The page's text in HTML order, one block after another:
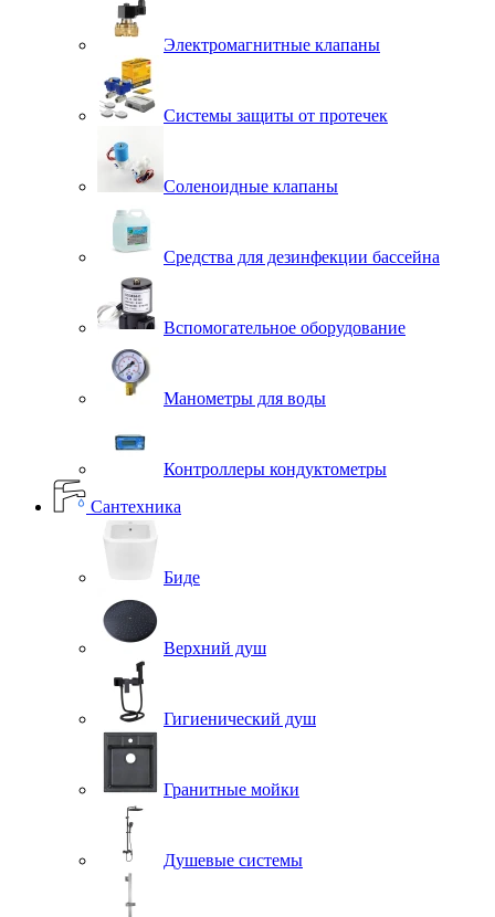
Электромагнитные клапаны
Системы защиты от протечек
Соленоидные клапаны
Средства для дезинфекции бассейна
Вспомогательное оборудование
Манометры для воды
Контроллеры кондуктометры
Сантехника
Биде
Верхний душ
Гигиенический душ
Гранитные мойки
Душевые системы